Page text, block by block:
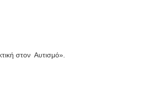
στον Αυτισμό».